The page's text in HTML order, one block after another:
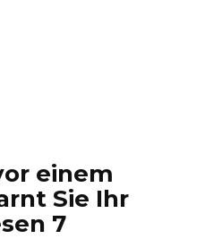
einem
Sie Ihr
7